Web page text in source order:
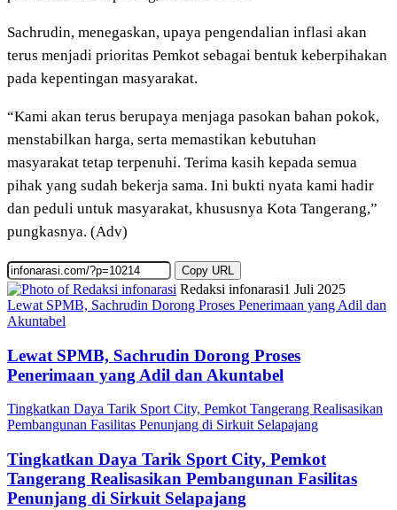
Sachrudin, menegaskan, upaya pengendalian inflasi akan
terus menjadi prioritas Pemkot sebagai bentuk keberpihakan
pada kepentingan masyarakat.
“Kami akan terus berupaya menjaga pasokan bahan pokok,
menstabilkan harga, serta memastikan kebutuhan
masyarakat tetap terpenuhi. Terima kasih kepada semua
pihak yang sudah bekerja sama. Ini bukti nyata kami hadir
dan peduli untuk masyarakat, khususnya Kota Tangerang,”
pungkasnya. (Adv)
Copy URL
Redaksi infonarasi1 Juli 2025
Lewat SPMB, Sachrudin Dorong Proses Penerimaan yang Adil dan
Akuntabel
Lewat SPMB, Sachrudin Dorong Proses
Penerimaan yang Adil dan Akuntabel
Tingkatkan Daya Tarik Sport City, Pemkot Tangerang Realisasikan
Pembangunan Fasilitas Penunjang di Sirkuit Selapajang
Tingkatkan Daya Tarik Sport City, Pemkot
Tangerang Realisasikan Pembangunan Fasilitas
Penunjang di Sirkuit Selapajang